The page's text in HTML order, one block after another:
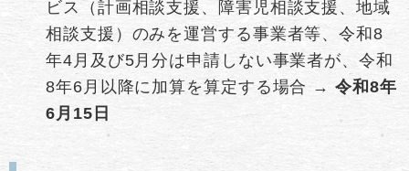
ビス（計画相談支援、障害児相談支援、​地域
相談支援）のみを運営する事業者等、令和8
年4月及び5月分は申請しない事業者が、令和
8年6月以降に加算を算定する場合 →令和8年
6月15日